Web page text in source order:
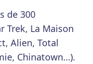
de 300
Trek, La Maison
Alien, Total
Chinatown…).